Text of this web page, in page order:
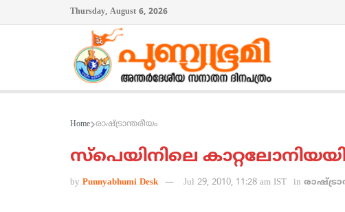
Thursday, August 6, 2026
Home രാഷ്ട്രാന്തരീയം
സ്‌പെയിനിലെ
by Punnyabhumi Desk Jul 29, 2010, 11:28 am IST in